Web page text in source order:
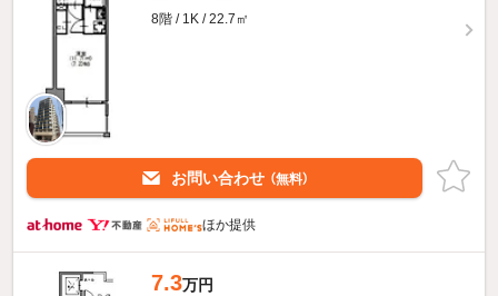
8階 / 1K / 22.7㎡
お問い合わせ （無料）
ほか提供
7.3万円